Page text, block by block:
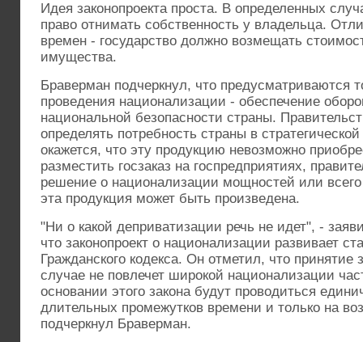
Идея законопроекта проста. В определенных
право отнимать собственность у владельца.
времен - государство должно возмещать
имущества.
Браверман подчеркнул, что предусматриваются
проведения национализации - обеспечение
национальной безопасности страны.
определять потребность страны в
окажется, что эту продукцию невозможно
разместить госзаказ на госпредприятиях,
решение о национализации мощностей или
эта продукция может быть произведена.
"Ни о какой деприватизации речь не идет", -
что законопроект о национализации развивает
Гражданского кодекса. Он отметил, что принятие
случае не повлечет широкой национализации
основании этого закона будут проводиться
длительных промежутков времени и только на
подчеркнул Браверман.